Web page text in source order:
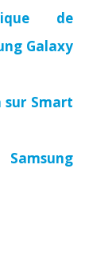
de
Galaxy
Smart